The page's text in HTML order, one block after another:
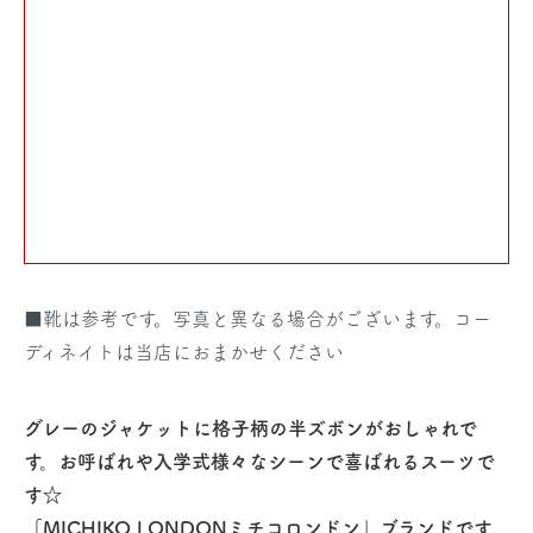
■靴は参考です。写真と異なる場合がございます。コー
ディネイトは当店におまかせください
グレーのジャケットに格子柄の半ズボンがおしゃれで
す。お呼ばれや入学式様々なシーンで喜ばれるスーツで
す☆
「MICHIKO LONDONミチコロンドン」ブランドです。